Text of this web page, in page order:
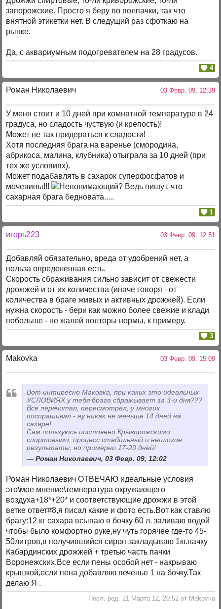
запорожские. Просто я беру по полпачки, так что
внятной этикетки нет. В следущий раз сфоткаю на
рынке.
Да, с аквариумным подогревателем на 28 градусов.
4
Роман Николаевич 03 Февр. 09, 12:39
У меня стоит и 10 дней при комнатной температуре в 24
градуса, но сладость чуствую (и крепость)!
Может не так придераться к сладости!
Хотя последняя брага на варенье (смородина,
абрикоса, малина, клубника) отыграла за 10 дней (при
тех же условиях).
Может подабавлять в сахарок суперфосфатов и
мочевины!!!
? Ведь пишут, что
сахарная брага бедновата.....
1
игорь223 03 Февр. 09, 12:51
Добавляй обязательно, вреда от удобрений нет, а
польза определенная есть.
Скорость сбраживания сильно зависит от свежести
дрожжей и от их количества (иначе говоря - от
количества в браге живых и активных дрожжей). Если
нужна скорость - бери как можно более свежие и клади
побольше - не жалей полторы нормы, к примеру.
3
Makovka 03 Февр. 09, 15:09
Вот интиресно Маковка, при каких это идеальных
УСЛОВИЯХ у тебя брага сбражывает за 3-и дня???
Все перечитал, пересмотрел, у многих
поспрашивал - ну никак не меньше 14 дней на
сахаре!
Сам пользуюсь постоянно Крыворожскими
спиртовыми, процесс стабильный и неплохие
результаты, но примерно 17-20 дней!
Роман Николаевич, 03 Февр. 09, 12:02
Роман Николаевич ОТВЕЧАЮ идеальные условия
это\мое мнение\температура окружающего
воздуха+18*+20* и соответствующие дрожжи в этой
ветке ответ#8,я писал какие и фото есть.Вот как ставлю
брагу:12 кг сахара всыпаю в бочку 60 л. заливаю водой
чтобы было комфортно руке,ну чуть горячее где-то 45-
50литров,в получившийся сироп закладываю 1кг.пачку
Кабардинских дрожжей + третью часть пачки
Воронежских.Все если пены особой нет - накрываю
крышкой,если пена добавляю печенье 1 на бочку.Так
делаю Я .
Посл. ред. 21 Марта 12, 20:52 от Makovka